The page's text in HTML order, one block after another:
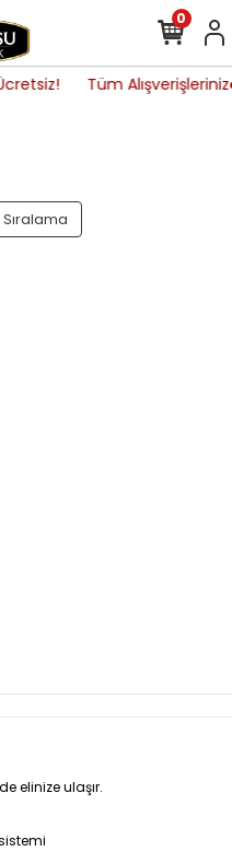
Tüm
0
Sıralama
elinize ulaşır.